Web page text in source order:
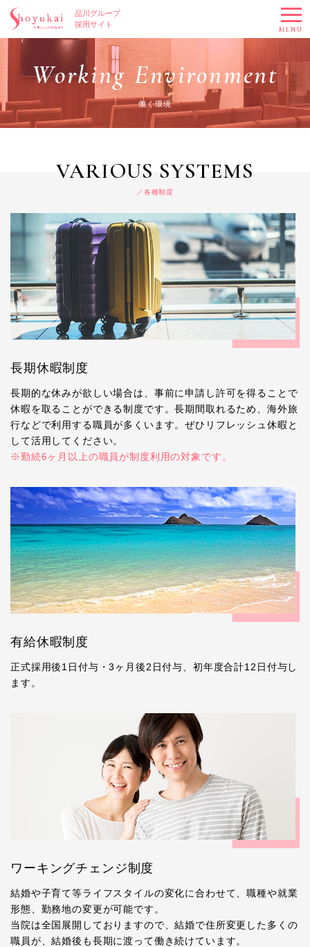
品川グループ
採用サイト
MENU
Working Environment
働く環境
VARIOUS SYSTEMS
各種制度
長期休暇制度
長期的な休みが欲しい場合は、事前に申請し許可を得ることで
休暇を取ることができる制度です。長期間取れるため、海外旅
行などで利用する職員が多くいます。ぜひリフレッシュ休暇と
して活用してください。
※勤続6ヶ月以上の職員が制度利用の対象です。
有給休暇制度
正式採用後1日付与・3ヶ月後2日付与、初年度合計12日付与し
ます。
ワーキングチェンジ制度
結婚や子育て等ライフスタイルの変化に合わせて、職種や就業
形態、勤務地の変更が可能です。
当院は全国展開しておりますので、結婚で住所変更した多くの
職員が、結婚後も長期に渡って働き続けています。